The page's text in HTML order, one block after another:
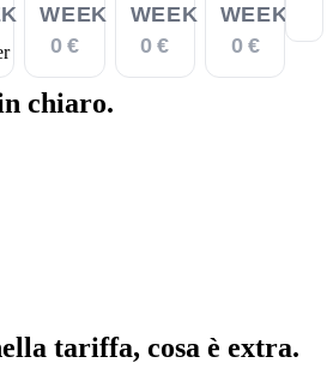
WEEK
0 €
WEEK
0 €
WEEK
0 €
chiaro.
tariffa, cosa è extra.